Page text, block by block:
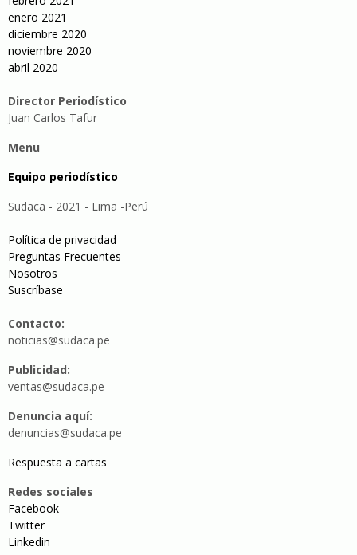
enero 2021
diciembre 2020
noviembre 2020
abril 2020
Director Periodístico
Juan Carlos Tafur
Menu
Equipo periodístico
Sudaca - 2021 - Lima -Perú
Política de privacidad
Preguntas Frecuentes
Nosotros
Suscríbase
Contacto:
noticias@sudaca.pe
Publicidad:
ventas@sudaca.pe
Denuncia aquí:
denuncias@sudaca.pe
Respuesta a cartas
Redes sociales
Facebook
Twitter
Linkedin